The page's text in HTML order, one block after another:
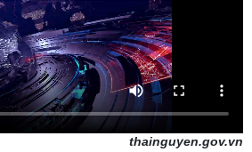
thainguyen.gov.vn